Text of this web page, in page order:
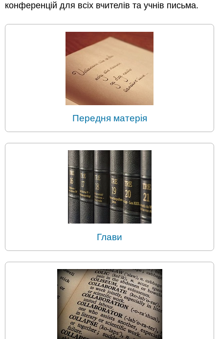
конференцій для всіх вчителів та учнів письма.
Передня матерія
Глави